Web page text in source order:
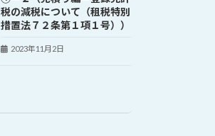
税の減税について（租税特別
措置法７２条第１項１号））
2023年11月2日